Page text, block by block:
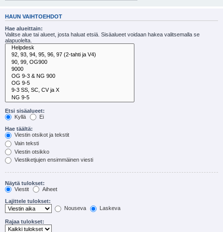
HAUN VAIHTOEHDOT
Hae alueittain:
Valitse alue tai alueet, josta haluat etsiä. Sisäalueet voidaan hakea valitsemalla se
alapuolelta.
Etsi sisäalueet:
Kyllä
Ei
Hae täältä:
Viestin otsikot ja tekstit
Vain teksti
Viestin otsikko
Viestiketjujen ensimmäinen viesti
Näytä tulokset:
Viestit
Aiheet
Lajittele tulokset:
Nouseva
Laskeva
Rajaa tulokset: